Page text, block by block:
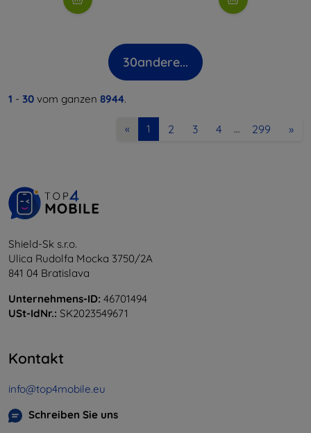
30andere...
1 - 30 vom ganzen 8944.
« 1 2 3 4 … 299 »
Shield-Sk s.r.o.
Ulica Rudolfa Mocka 3750/2A
841 04 Bratislava
Unternehmens-ID: 46701494
USt-IdNr.: SK2023549671
Kontakt
info@top4mobile.eu
Schreiben Sie uns